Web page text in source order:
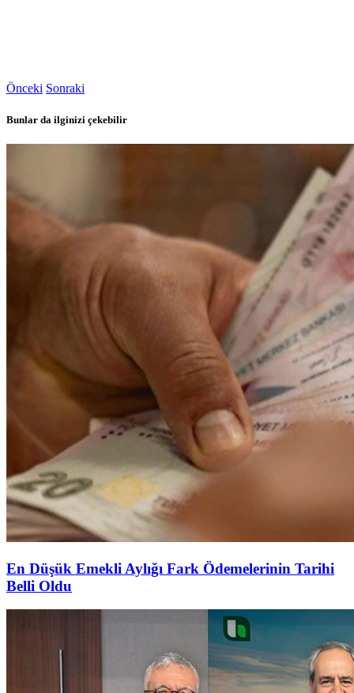
Önceki Sonraki
Bunlar da ilginizi çekebilir
En Düşük Emekli Aylığı Fark Ödemelerinin Tarihi
Belli Oldu